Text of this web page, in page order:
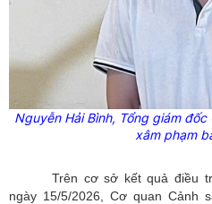
Nguyễn Hải Bình, Tổng giám
xâm phạm
Trên cơ sở kết quả điều
ngày 15/5/2026, Cơ quan Cảnh